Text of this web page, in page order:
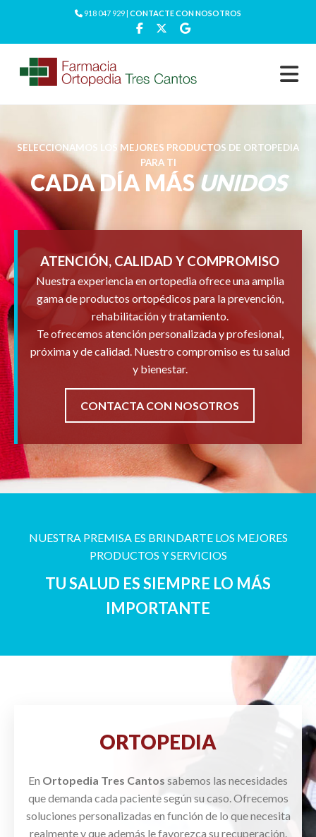
918 047 929 | CONTACTE CON NOSOTROS
SELECCIONAMOS LOS MEJORES PRODUCTOS DE ORTOPEDIA
PARA TI
CADA DÍA MÁSUNIDOS
ATENCIÓN, CALIDAD Y COMPROMISO
Nuestra experiencia en ortopedia ofrece una amplia
gama de productos ortopédicos para la prevención,
rehabilitación y tratamiento.
Te ofrecemos atención personalizada y profesional,
próxima y de calidad. Nuestro compromiso es tu salud
y bienestar.
CONTACTA CON NOSOTROS
NUESTRA PREMISA ES BRINDARTE LOS MEJORES
PRODUCTOS Y SERVICIOS
TU SALUD ES SIEMPRE LO MÁS
IMPORTANTE
ORTOPEDIA
En Ortopedia Tres Cantos sabemos las necesidades
que demanda cada paciente según su caso. Ofrecemos
soluciones personalizadas en función de lo que necesita
realmente y que además le favorezca su recuperación.